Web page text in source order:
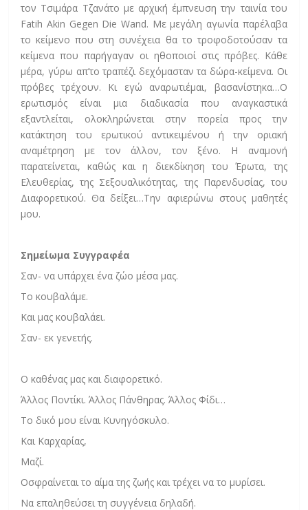
τον Τσιμάρα Τζανάτο με αρχική έμπνευση την ταινία του
Fatih Akin Gegen Die Wand. Με μεγάλη αγωνία παρέλαβα
το κείμενο που στη συνέχεια θα το τροφοδοτούσαν τα
κείμενα που παρήγαγαν οι ηθοποιοί στις πρόβες. Κάθε
μέρα, γύρω απ’το τραπέζι δεχόμασταν τα δώρα-κείμενα. Οι
πρόβες τρέχουν. Κι εγώ αναρωτιέμαι, βασανίστηκα…Ο
ερωτισμός είναι μια διαδικασία που αναγκαστικά
εξαντλείται, ολοκληρώνεται στην πορεία προς την
κατάκτηση του ερωτικού αντικειμένου ή την οριακή
αναμέτρηση με τον άλλον, τον ξένο. Η αναμονή
παρατείνεται, καθώς και η διεκδίκηση του Έρωτα, της
Ελευθερίας, της Σεξουαλικότητας, της Παρενδυσίας, του
Διαφορετικού. Θα δείξει…Την αφιερώνω στους μαθητές
μου.
Σημείωμα Συγγραφέα
Σαν- να υπάρχει ένα ζώο μέσα μας.
Το κουβαλάμε.
Και μας κουβαλάει.
Σαν- εκ γενετής.
Ο καθένας μας και διαφορετικό.
Άλλος Ποντίκι. Άλλος Πάνθηρας. Άλλος Φίδι…
Το δικό μου είναι Κυνηγόσκυλο.
Και Καρχαρίας,
Μαζί.
Οσφραίνεται το αίμα της ζωής και τρέχει να το μυρίσει.
Να επαληθεύσει τη συγγένεια δηλαδή.